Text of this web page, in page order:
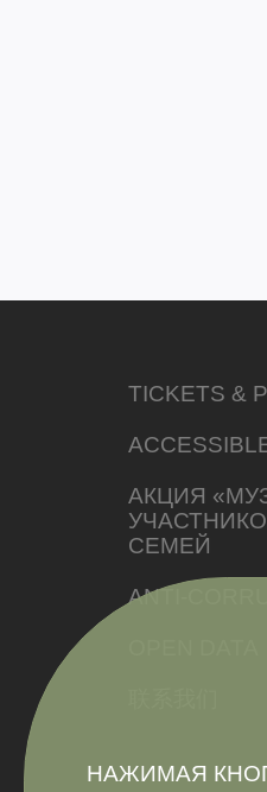
НАЖИМАЯ
TICKETS &
АКЦИЯ
СЕМЕЙ
ANTI-